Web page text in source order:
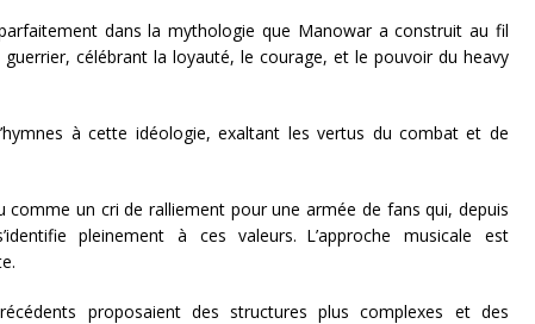
dans la mythologie que Manowar a construit au fil
guerrier, célébrant la loyauté, le courage, et le pouvoir du heavy
à cette idéologie, exaltant les vertus du combat et de
comme un cri de ralliement pour une armée de fans qui, depuis
pleinement à ces valeurs. L’approche musicale est
proposaient des structures plus complexes et des